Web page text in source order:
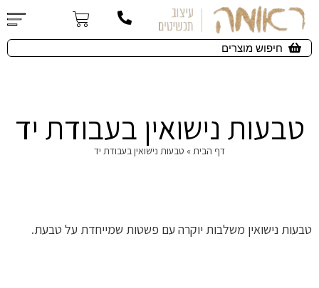
טבעות נישואין בעבודת יד
דף הבית » טבעות נישואין בעבודת יד
טבעות נישואין משלבות יוקרה עם פשטות שמייחדת על טבעת.